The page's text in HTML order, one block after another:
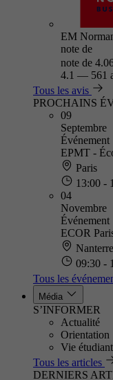
EM
note de
note de
4.1 — 561
Tous les avis
PROCHAINS
09
Septembre
Événement
EPMT -
Paris
13:00 -
04
Novembre
Événement
ECOR
Nanterre
09:30 -
Tous les
Média
S’INFORMER
Actualité
Orientation
Vie
Tous les articles
DERNIERS